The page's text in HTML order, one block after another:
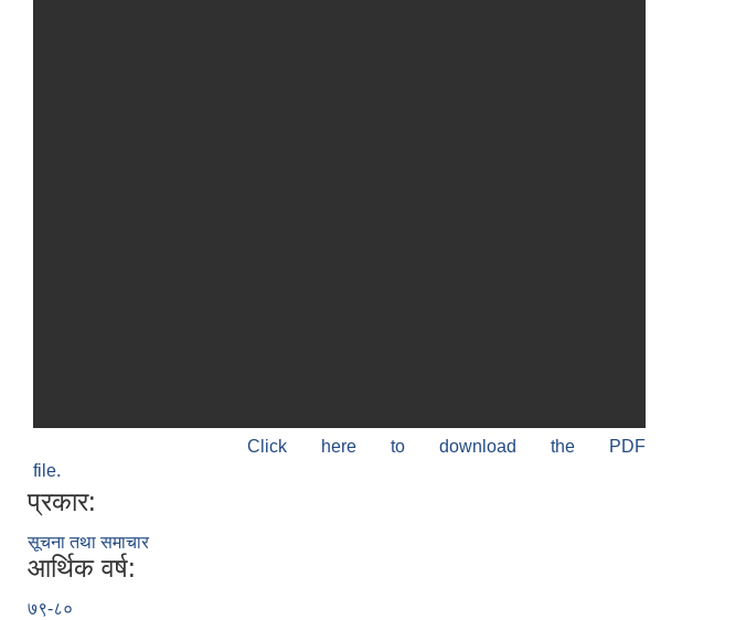
Click here to download the PDF
file.
प्रकार:
सूचना तथा समाचार
आर्थिक वर्ष:
७९-८०